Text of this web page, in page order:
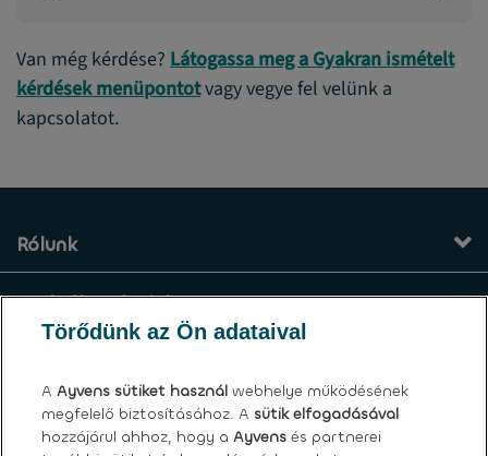
Van még kérdése? Látogassa meg a Gyakran ismételt
kérdések menüpontotvagy vegye fel velünk a
kapcsolatot.
Rólunk
Szolgáltatásaink
Általános felhasználási feltételek
Törődünk az Ön adataival
AAyvens sütiket használ webhelye működésének
megfelelő biztosításához. A sütik elfogadásával
hozzájárul ahhoz, hogy aAyvens és partnerei